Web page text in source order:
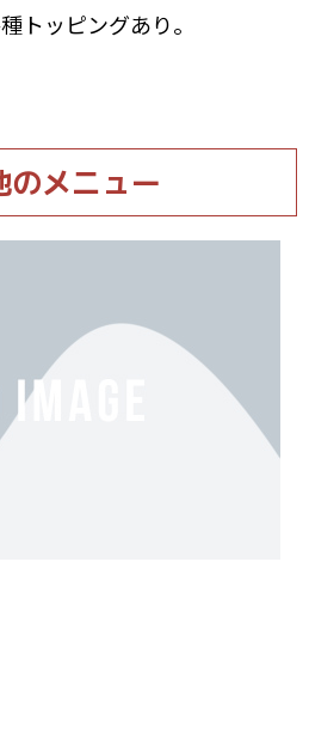
トッピングあり。
のメニュー